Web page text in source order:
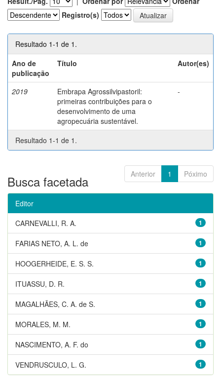
Registro(s)
Resultado 1-1 de 1.
Ano de
publicação
Título Autor(es)
2019
Embrapa Agrossilvipastoril:
primeiras contribuições para o
desenvolvimento de uma
agropecuária sustentável.
-
Resultado 1-1 de 1.
Anterior 1 Póximo
Busca facetada
Editor
1
CARNEVALLI, R. A.
1
FARIAS NETO, A. L. de
1
HOOGERHEIDE, E. S. S.
1
ITUASSU, D. R.
1
MAGALHÃES, C. A. de S.
1
MORALES, M. M.
1
NASCIMENTO, A. F. do
1
VENDRUSCULO, L. G.